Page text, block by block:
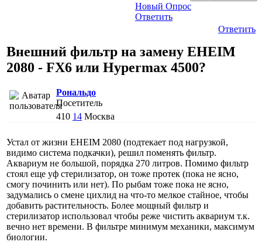
Новый Опрос
Ответить
Ответить
Внешний фильтр на замену EHEIM
2080 - FX6 или Hypermax 4500?
Рональдо
Посетитель
410 14 Москва
Устал от жизни EHEIM 2080 (подтекает под нагрузкой,
видимо система подкачки), решил поменять фильтр.
Аквариум не большой, порядка 270 литров. Помимо фильтр
стоял еще уф стерилизатор, он тоже протек (пока не ясно,
смогу починить или нет). По рыбам тоже пока не ясно,
задумались о смене цихлид на что-то мелкое стайное, чтобы
добавить растительность. Более мощный фильтр и
стерилизатор использовал чтобы реже чистить аквариум т.к.
вечно нет времени. В фильтре минимум механики, максимум
биологии.